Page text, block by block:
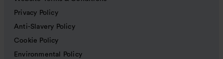
Privacy Policy
Anti-Slavery Policy
Cookie Policy
Environmental Policy